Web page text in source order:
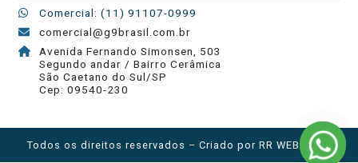
Comercial: (11) 91107-0999
comercial@g9brasil.com.br
Avenida Fernando Simonsen, 503
Segundo andar / Bairro Cerâmica
São Caetano do Sul/SP
Cep: 09540-230
Todos os direitos reservados – Criado por RR WEB HOST